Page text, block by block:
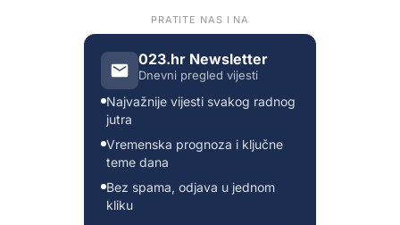
PRATITE NAS I NA
023.hr Newsletter
Dnevni pregled vijesti
Najvažnije vijesti svakog radnog
jutra
Vremenska prognoza i ključne
teme dana
Bez spama, odjava u jednom
kliku